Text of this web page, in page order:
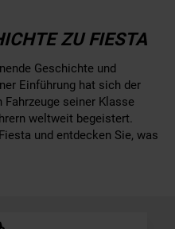
ZU FIESTA
Geschichte und
Einführung hat sich der
seiner Klasse
weltweit begeistert.
und entdecken Sie, was